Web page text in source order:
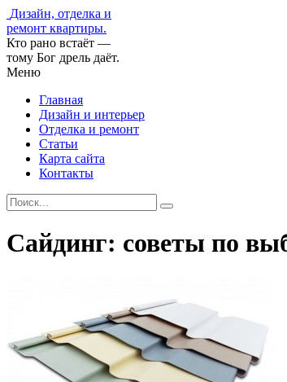
Дизайн, отделка и
ремонт квартиры.
Кто рано встаёт —
тому Бог дрель даёт.
Меню
Главная
Дизайн и интерьер
Отделка и ремонт
Статьи
Карта сайта
Контакты
Сайдинг: советы по